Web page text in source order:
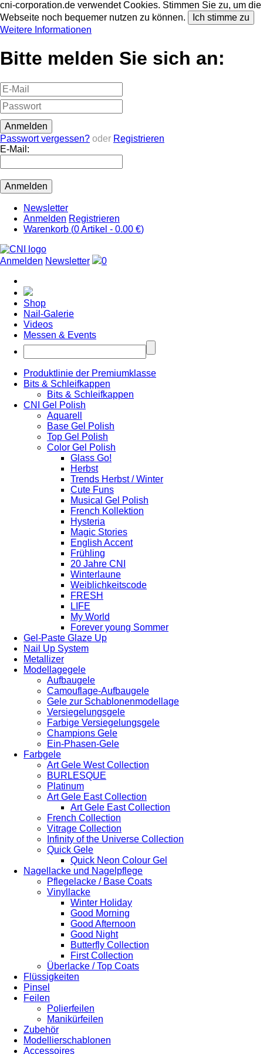
cni-corporation.de verwendet Cookies. Stimmen Sie zu, um die
Webseite noch bequemer nutzen zu können.
Ich stimme zu
Weitere Informationen
Bitte melden Sie sich an:
Passwort vergessen? oder Registrieren
E-Mail:
Newsletter
Anmelden Registrieren
Warenkorb (0Artikel - 0.00 €)
Anmelden Newsletter 0
Shop
Nail-Galerie
Videos
Messen & Events
Produktlinie der Premiumklasse
Bits & Schleifkappen
Bits & Schleifkappen
CNI Gel Polish
Aquarell
Base Gel Polish
Top Gel Polish
Color Gel Polish
Glass Go!
Herbst
Trends Herbst / Winter
Cute Funs
Musical Gel Polish
French Kollektion
Hysteria
Magic Stories
English Accent
Frühling
20 Jahre CNI
Winterlaune
Weiblichkeitscode
FRESH
LIFE
My World
Forever young Sommer
Gel-Paste Glaze Up
Nail Up System
Metallizer
Modellagegele
Aufbaugele
Camouflage-Aufbaugele
Gele zur Schablonenmodellage
Versiegelungsgele
Farbige Versiegelungsgele
Champions Gele
Ein-Phasen-Gele
Farbgele
Art Gele West Collection
BURLESQUE
Platinum
Art Gele East Collection
Art Gele East Collection
French Collection
Vitrage Collection
Infinity of the Universe Collection
Quick Gele
Quick Neon Colour Gel
Nagellacke und Nagelpflege
Pflegelacke / Base Coats
Vinyllacke
Winter Holiday
Good Morning
Good Afternoon
Good Night
Butterfly Collection
First Collection
Überlacke / Top Coats
Flüssigkeiten
Pinsel
Feilen
Polierfeilen
Manikürfeilen
Zubehör
Modellierschablonen
Accessoires